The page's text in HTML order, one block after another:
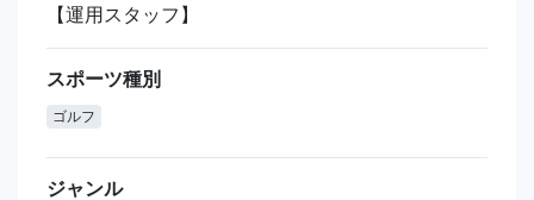
【運用スタッフ】
スポーツ種別
ゴルフ
ジャンル